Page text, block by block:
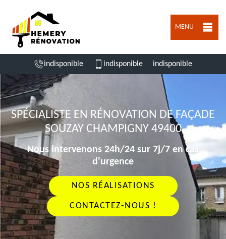
MENU
indisponible indisponible indisponible
SPÉCIALISTE EN RÉNOVATION DE FAÇADE
SOUZAY CHAMPIGNY 49400
Nous intervenons 24h/24 sur 7j/7 en cas
d'urgence
NOS RÉALISATIONS
CONTACTEZ-NOUS !